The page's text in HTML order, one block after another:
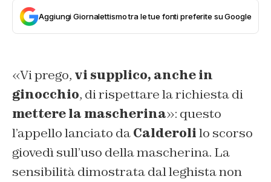
Aggiungi Giornalettismo tra le tue fonti preferite su Google
«Vi prego, vi supplico, anche in
ginocchio, di rispettare la richiesta di
mettere la mascherina»: questo
l’appello lanciato daCalderolilo scorso
giovedì sull’uso della mascherina. La
sensibilità dimostrata dal leghista non